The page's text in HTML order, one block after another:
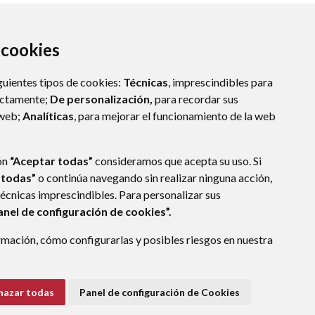
tipos de cookies: Técnicas, imprescindibles para
De personalización, para recordar sus
Analíticas, para mejorar el funcionamiento de la web
“Aceptar todas” consideramos que acepta su uso. Si
o continúa navegando sin realizar ninguna acción,
imprescindibles. Para personalizar sus
de configuración de cookies”.
cómo configurarlas y posibles riesgos en nuestra
todas Panel de configuración de Cookies